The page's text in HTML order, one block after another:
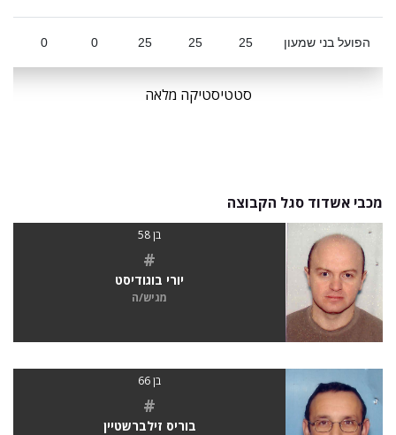
הפועל בני שמעון 25
25
25
0
0
סטטיסטיקה מלאה
מכבי אשדוד סגל הקבוצה
בן 58
#
יורי בוגודיסט
מגיש/ה
בן 66
#
בוריס זילברשטיין